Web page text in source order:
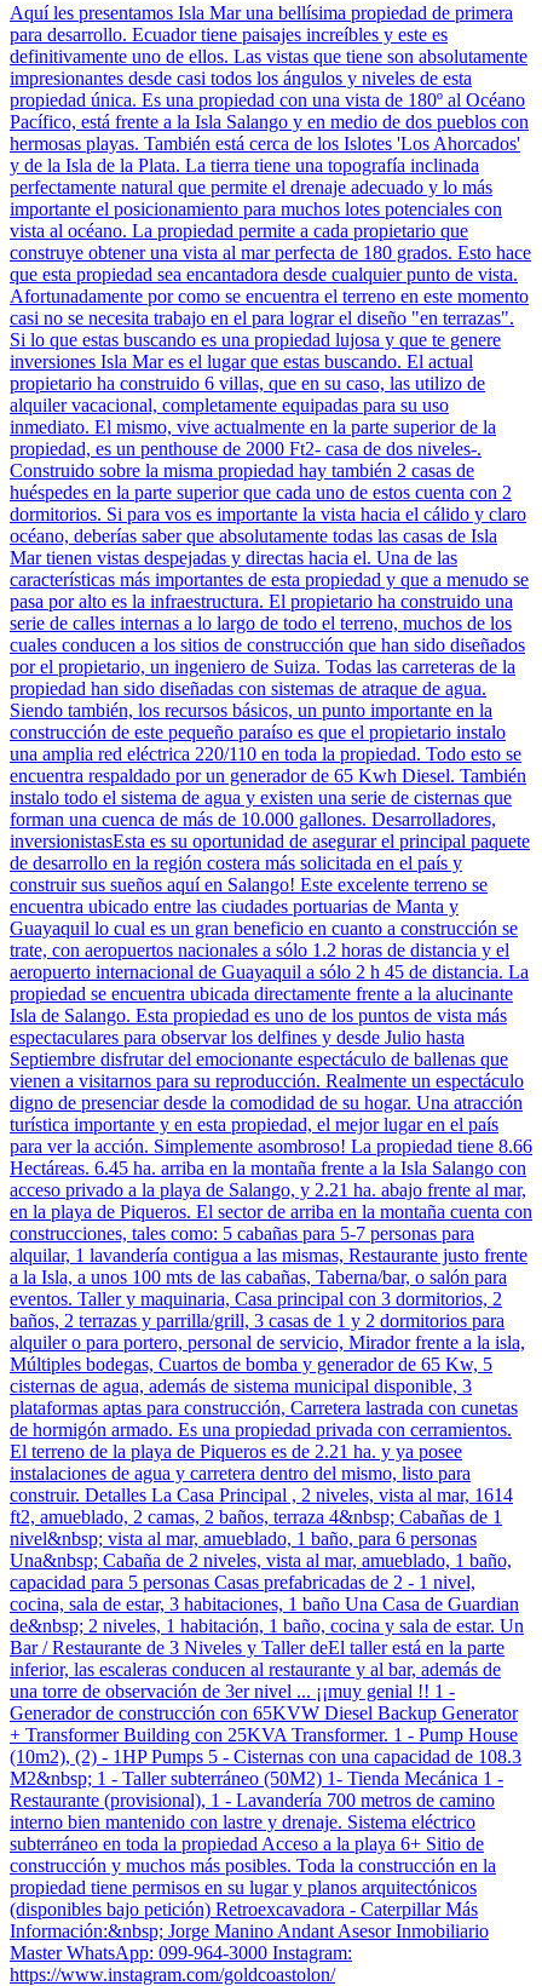
Aquí les presentamos Isla Mar una bellísima propiedad de primera
para desarrollo. Ecuador tiene paisajes increíbles y este es
definitivamente uno de ellos. Las vistas que tiene son absolutamente
impresionantes desde casi todos los ángulos y niveles de esta
propiedad única. Es una propiedad con una vista de 180º al Océano
Pacífico, está frente a la Isla Salango y en medio de dos pueblos con
hermosas playas. También está cerca de los Islotes 'Los Ahorcados'
y de la Isla de la Plata. La tierra tiene una topografía inclinada
perfectamente natural que permite el drenaje adecuado y lo más
importante el posicionamiento para muchos lotes potenciales con
vista al océano. La propiedad permite a cada propietario que
construye obtener una vista al mar perfecta de 180 grados. Esto hace
que esta propiedad sea encantadora desde cualquier punto de vista.
Afortunadamente por como se encuentra el terreno en este momento
casi no se necesita trabajo en el para lograr el diseño "en terrazas".
Si lo que estas buscando es una propiedad lujosa y que te genere
inversiones Isla Mar es el lugar que estas buscando. El actual
propietario ha construido 6 villas, que en su caso, las utilizo de
alquiler vacacional, completamente equipadas para su uso
inmediato. El mismo, vive actualmente en la parte superior de la
propiedad, es un penthouse de 2000 Ft2- casa de dos niveles-.
Construido sobre la misma propiedad hay también 2 casas de
huéspedes en la parte superior que cada uno de estos cuenta con 2
dormitorios. Si para vos es importante la vista hacia el cálido y claro
océano, deberías saber que absolutamente todas las casas de Isla
Mar tienen vistas despejadas y directas hacia el. Una de las
características más importantes de esta propiedad y que a menudo se
pasa por alto es la infraestructura. El propietario ha construido una
serie de calles internas a lo largo de todo el terreno, muchos de los
cuales conducen a los sitios de construcción que han sido diseñados
por el propietario, un ingeniero de Suiza. Todas las carreteras de la
propiedad han sido diseñadas con sistemas de atraque de agua.
Siendo también, los recursos básicos, un punto importante en la
construcción de este pequeño paraíso es que el propietario instalo
una amplia red eléctrica 220/110 en toda la propiedad. Todo esto se
encuentra respaldado por un generador de 65 Kwh Diesel. También
instalo todo el sistema de agua y existen una serie de cisternas que
forman una cuenca de más de 10.000 gallones. Desarrolladores,
inversionistasEsta es su oportunidad de asegurar el principal paquete
de desarrollo en la región costera más solicitada en el país y
construir sus sueños aquí en Salango! Este excelente terreno se
encuentra ubicado entre las ciudades portuarias de Manta y
Guayaquil lo cual es un gran beneficio en cuanto a construcción se
trate, con aeropuertos nacionales a sólo 1.2 horas de distancia y el
aeropuerto internacional de Guayaquil a sólo 2 h 45 de distancia. La
propiedad se encuentra ubicada directamente frente a la alucinante
Isla de Salango. Esta propiedad es uno de los puntos de vista más
espectaculares para observar los delfines y desde Julio hasta
Septiembre disfrutar del emocionante espectáculo de ballenas que
vienen a visitarnos para su reproducción. Realmente un espectáculo
digno de presenciar desde la comodidad de su hogar. Una atracción
turística importante y en esta propiedad, el mejor lugar en el país
para ver la acción. Simplemente asombroso! La propiedad tiene 8.66
Hectáreas. 6.45 ha. arriba en la montaña frente a la Isla Salango con
acceso privado a la playa de Salango, y 2.21 ha. abajo frente al mar,
en la playa de Piqueros. El sector de arriba en la montaña cuenta con
construcciones, tales como: 5 cabañas para 5-7 personas para
alquilar, 1 lavandería contigua a las mismas, Restaurante justo frente
a la Isla, a unos 100 mts de las cabañas, Taberna/bar, o salón para
eventos. Taller y maquinaria, Casa principal con 3 dormitorios, 2
baños, 2 terrazas y parrilla/grill, 3 casas de 1 y 2 dormitorios para
alquiler o para portero, personal de servicio, Mirador frente a la isla,
Múltiples bodegas, Cuartos de bomba y generador de 65 Kw, 5
cisternas de agua, además de sistema municipal disponible, 3
plataformas aptas para construcción, Carretera lastrada con cunetas
de hormigón armado. Es una propiedad privada con cerramientos.
El terreno de la playa de Piqueros es de 2.21 ha. y ya posee
instalaciones de agua y carretera dentro del mismo, listo para
construir. Detalles La Casa Principal , 2 niveles, vista al mar, 1614
ft2, amueblado, 2 camas, 2 baños, terraza 4&nbsp; Cabañas de 1
nivel&nbsp; vista al mar, amueblado, 1 baño, para 6 personas
Una&nbsp; Cabaña de 2 niveles, vista al mar, amueblado, 1 baño,
capacidad para 5 personas Casas prefabricadas de 2 - 1 nivel,
cocina, sala de estar, 3 habitaciones, 1 baño Una Casa de Guardian
de&nbsp; 2 niveles, 1 habitación, 1 baño, cocina y sala de estar. Un
Bar / Restaurante de 3 Niveles y Taller deEl taller está en la parte
inferior, las escaleras conducen al restaurante y al bar, además de
una torre de observación de 3er nivel ... ¡¡muy genial !! 1 -
Generador de construcción con 65KVW Diesel Backup Generator
+ Transformer Building con 25KVA Transformer. 1 - Pump House
(10m2), (2) - 1HP Pumps 5 - Cisternas con una capacidad de 108.3
M2&nbsp; 1 - Taller subterráneo (50M2) 1- Tienda Mecánica 1 -
Restaurante (provisional), 1 - Lavandería 700 metros de camino
interno bien mantenido con lastre y drenaje. Sistema eléctrico
subterráneo en toda la propiedad Acceso a la playa 6+ Sitio de
construcción y muchos más posibles. Toda la construcción en la
propiedad tiene permisos en su lugar y planos arquitectónicos
(disponibles bajo petición) Retroexcavadora - Caterpillar Más
Información:&nbsp; Jorge Manino Andant Asesor Inmobiliario
Master WhatsApp: 099-964-3000 Instagram:
https://www.instagram.com/goldcoastolon/